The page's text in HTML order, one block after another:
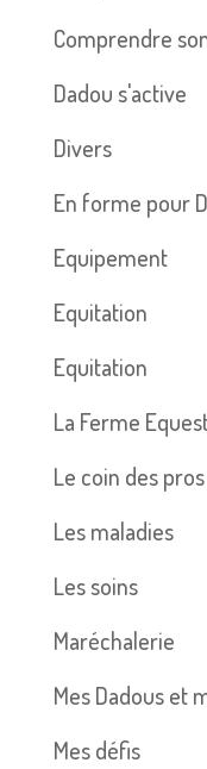
Comprendre
Dadou s'active
Divers
En forme pour
Equipement
Equitation
Equitation
La Ferme
Le coin des pros
Les maladies
Les soins
Maréchalerie
Mes Dadous et
Mes défis